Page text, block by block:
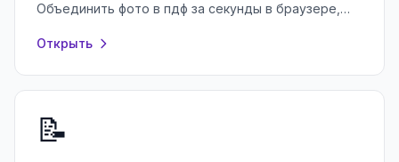
Объединить фото в пдф за секунды в браузере,
Открыть
📝